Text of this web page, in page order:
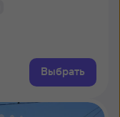
Выбрать